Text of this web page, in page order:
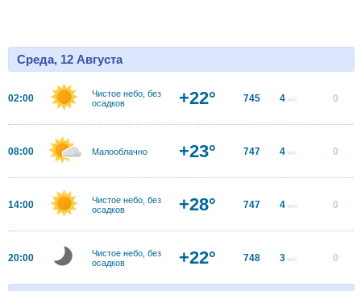
Среда, 12 Августа
02:00
Чистое небо, без
осадков
+22° 745 4 м/с 0
08:00 Малооблачно +23° 747 4 м/с 0
14:00
Чистое небо, без
осадков
+28° 747 4 м/с 0
20:00
Чистое небо, без
осадков
+22° 748 3 м/с 0